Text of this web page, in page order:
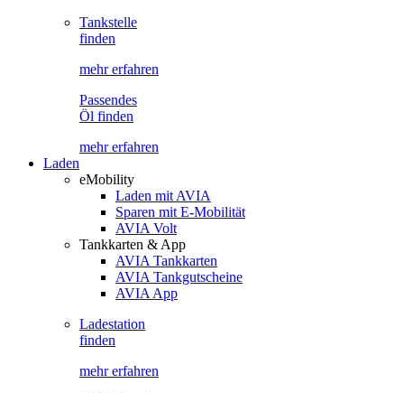
Tankstelle
finden
mehr erfahren
Passendes
Öl finden
mehr erfahren
Laden
eMobility
Laden mit AVIA
Sparen mit E-Mobilität
AVIA Volt
Tankkarten & App
AVIA Tankkarten
AVIA Tankgutscheine
AVIA App
Ladestation
finden
mehr erfahren